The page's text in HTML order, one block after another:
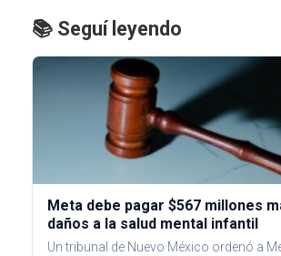
📚 Seguí leyendo
Meta debe pagar $567 millones
daños a la salud mental infantil
Un tribunal de Nuevo México ordenó a